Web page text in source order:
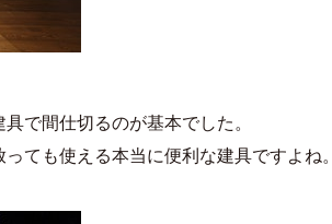
で間仕切るのが基本でした。
ても使える本当に便利な建具ですよね。